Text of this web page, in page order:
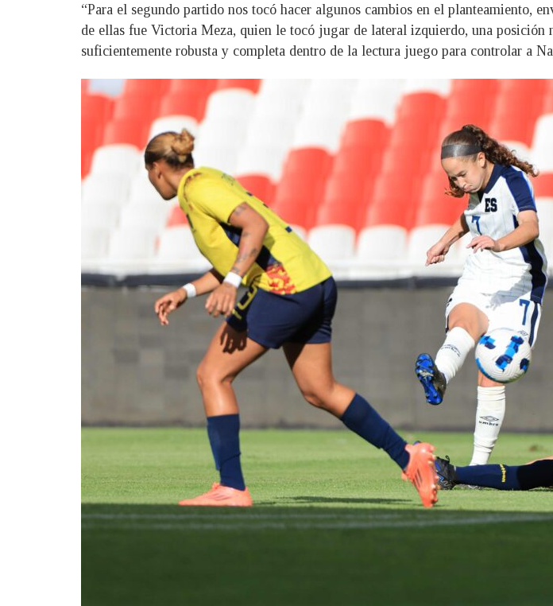
“Para el segundo partido nos tocó hacer algunos cambios en el planteamiento,
de ellas fue Victoria Meza, quien le tocó jugar de lateral izquierdo, una posición
suficientemente robusta y completa dentro de la lectura juego para controlar a